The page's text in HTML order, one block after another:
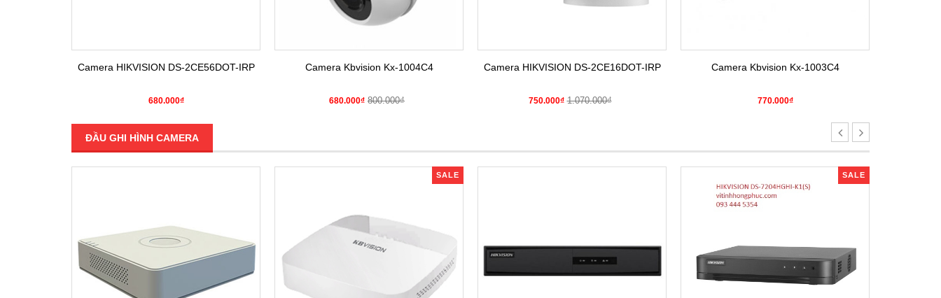
Camera HIKVISION DS-2CE56DOT-IRP
680.000₫
Camera Kbvision Kx-1004C4
680.000₫ 800.000₫
Camera HIKVISION DS-2CE16DOT-IRP
750.000₫ 1.070.000₫
Camera Kbvision Kx-1003C4
770.000₫
ĐẦU GHI HÌNH CAMERA
SALE SALE